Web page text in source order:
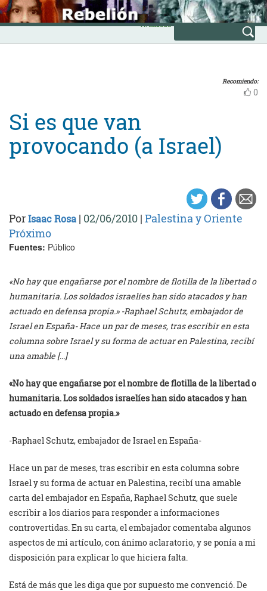
Skip
to
content
INICIO
Avanzada
Recomiendo:
0
Si es que van
provocando (a Israel)
PorIsaac Rosa | 02/06/2010 | Palestina y Oriente
Próximo
Fuentes: Público
«No hay que engañarse por el nombre de flotilla de la libertad o
humanitaria. Los soldados israelíes han sido atacados y han
actuado en defensa propia.» -Raphael Schutz, embajador de
Israel en España- Hace un par de meses, tras escribir en esta
columna sobre Israel y su forma de actuar en Palestina, recibí
una amable […]
«No hay que engañarse por el nombre de flotilla de la libertad o
humanitaria. Los soldados israelíes han sido atacados y han
actuado en defensa propia.»
-Raphael Schutz, embajador de Israel en España-
Hace un par de meses, tras escribir en esta columna sobre
Israel y su forma de actuar en Palestina, recibí una amable
carta del embajador en España, Raphael Schutz, que suele
escribir a los diarios para responder a informaciones
controvertidas. En su carta, el embajador comentaba algunos
aspectos de mi artículo, con ánimo aclaratorio, y se ponía a mi
disposición para explicar lo que hiciera falta.
Está de más que les diga que por supuesto me convenció. De